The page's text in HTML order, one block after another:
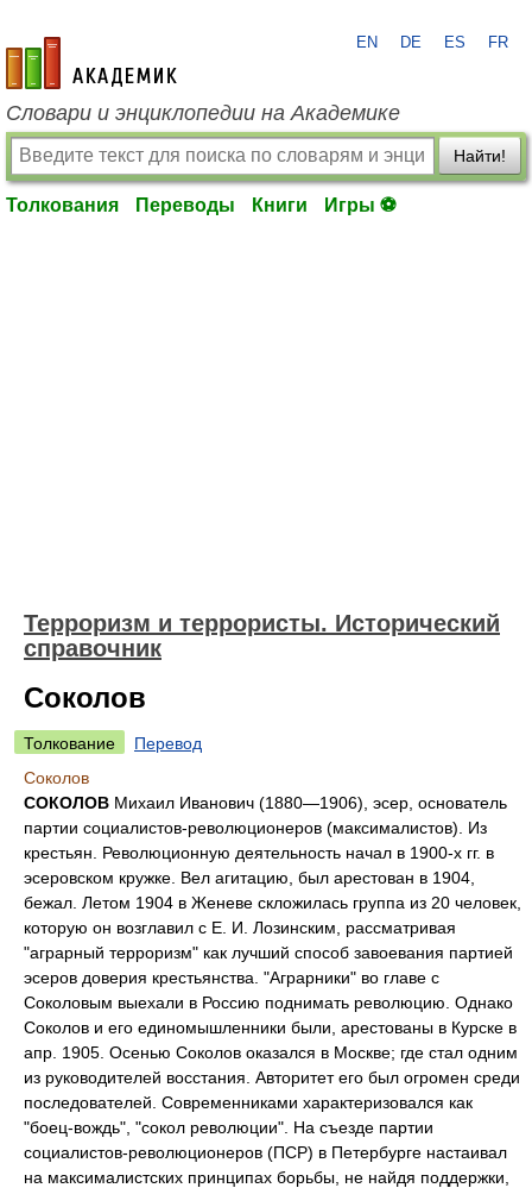
academic.ru
EN DE ES FR
Словари и энциклопедии на Академике
Найти!
Толкования Переводы Книги Игры ⚽
Терроризм и террористы. Исторический
справочник
Соколов
Толкование
Перевод
Соколов
СОКОЛОВ Михаил Иванович (1880—1906), эсер, основатель
партии социалистов-революционеров (максималистов). Из
крестьян. Революционную деятельность начал в 1900-х гг. в
эсеровском кружке. Вел агитацию, был арестован в 1904,
бежал. Летом 1904 в Женеве скложилась группа из 20 человек,
которую он возглавил с Е. И. Лозинским, рассматривая
"аграрный терроризм" как лучший способ завоевания партией
эсеров доверия крестьянства. "Аграрники" во главе с
Соколовым выехали в Россию поднимать революцию. Однако
Соколов и его единомышленники были, арестованы в Курске в
апр. 1905. Осенью Соколов оказался в Москве; где стал одним
из руководителей восстания. Авторитет его был огромен среди
последователей. Современниками характеризовался как
"боец-вождь", "сокол революции". На съезде партии
социалистов-революционеров (ПСР) в Петербурге настаивал
на максималистских принципах борьбы, не найдя поддержки,